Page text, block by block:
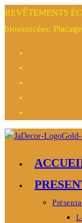
REVÊTEMENTS
biosourcées;